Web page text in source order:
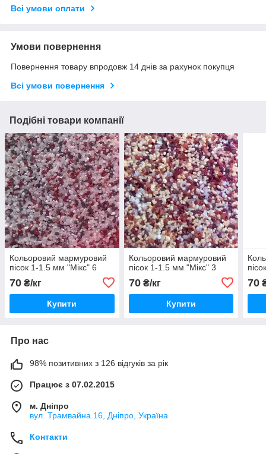
Всі умови оплати
Умови повернення
Повернення товару впродовж 14 днів за рахунок покупця
Всі умови повернення
Подібні товари компанії
Кольоровий мармуровий
пісок 1-1.5 мм "Мікс" 6
70 ₴/кг
Купити
Кольоровий мармуровий
пісок 1-1.5 мм "Мікс" 3
70₴/кг
Купити
70
Про нас
98% позитивних з 126 відгуків за рік
Працює з 07.02.2015
м. Дніпро
вул. Трамвайна 16, Дніпро, Україна
Контакти